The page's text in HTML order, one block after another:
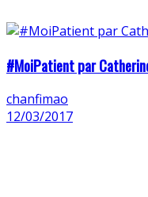
#MoiPatient par
chanfimao
12/03/2017